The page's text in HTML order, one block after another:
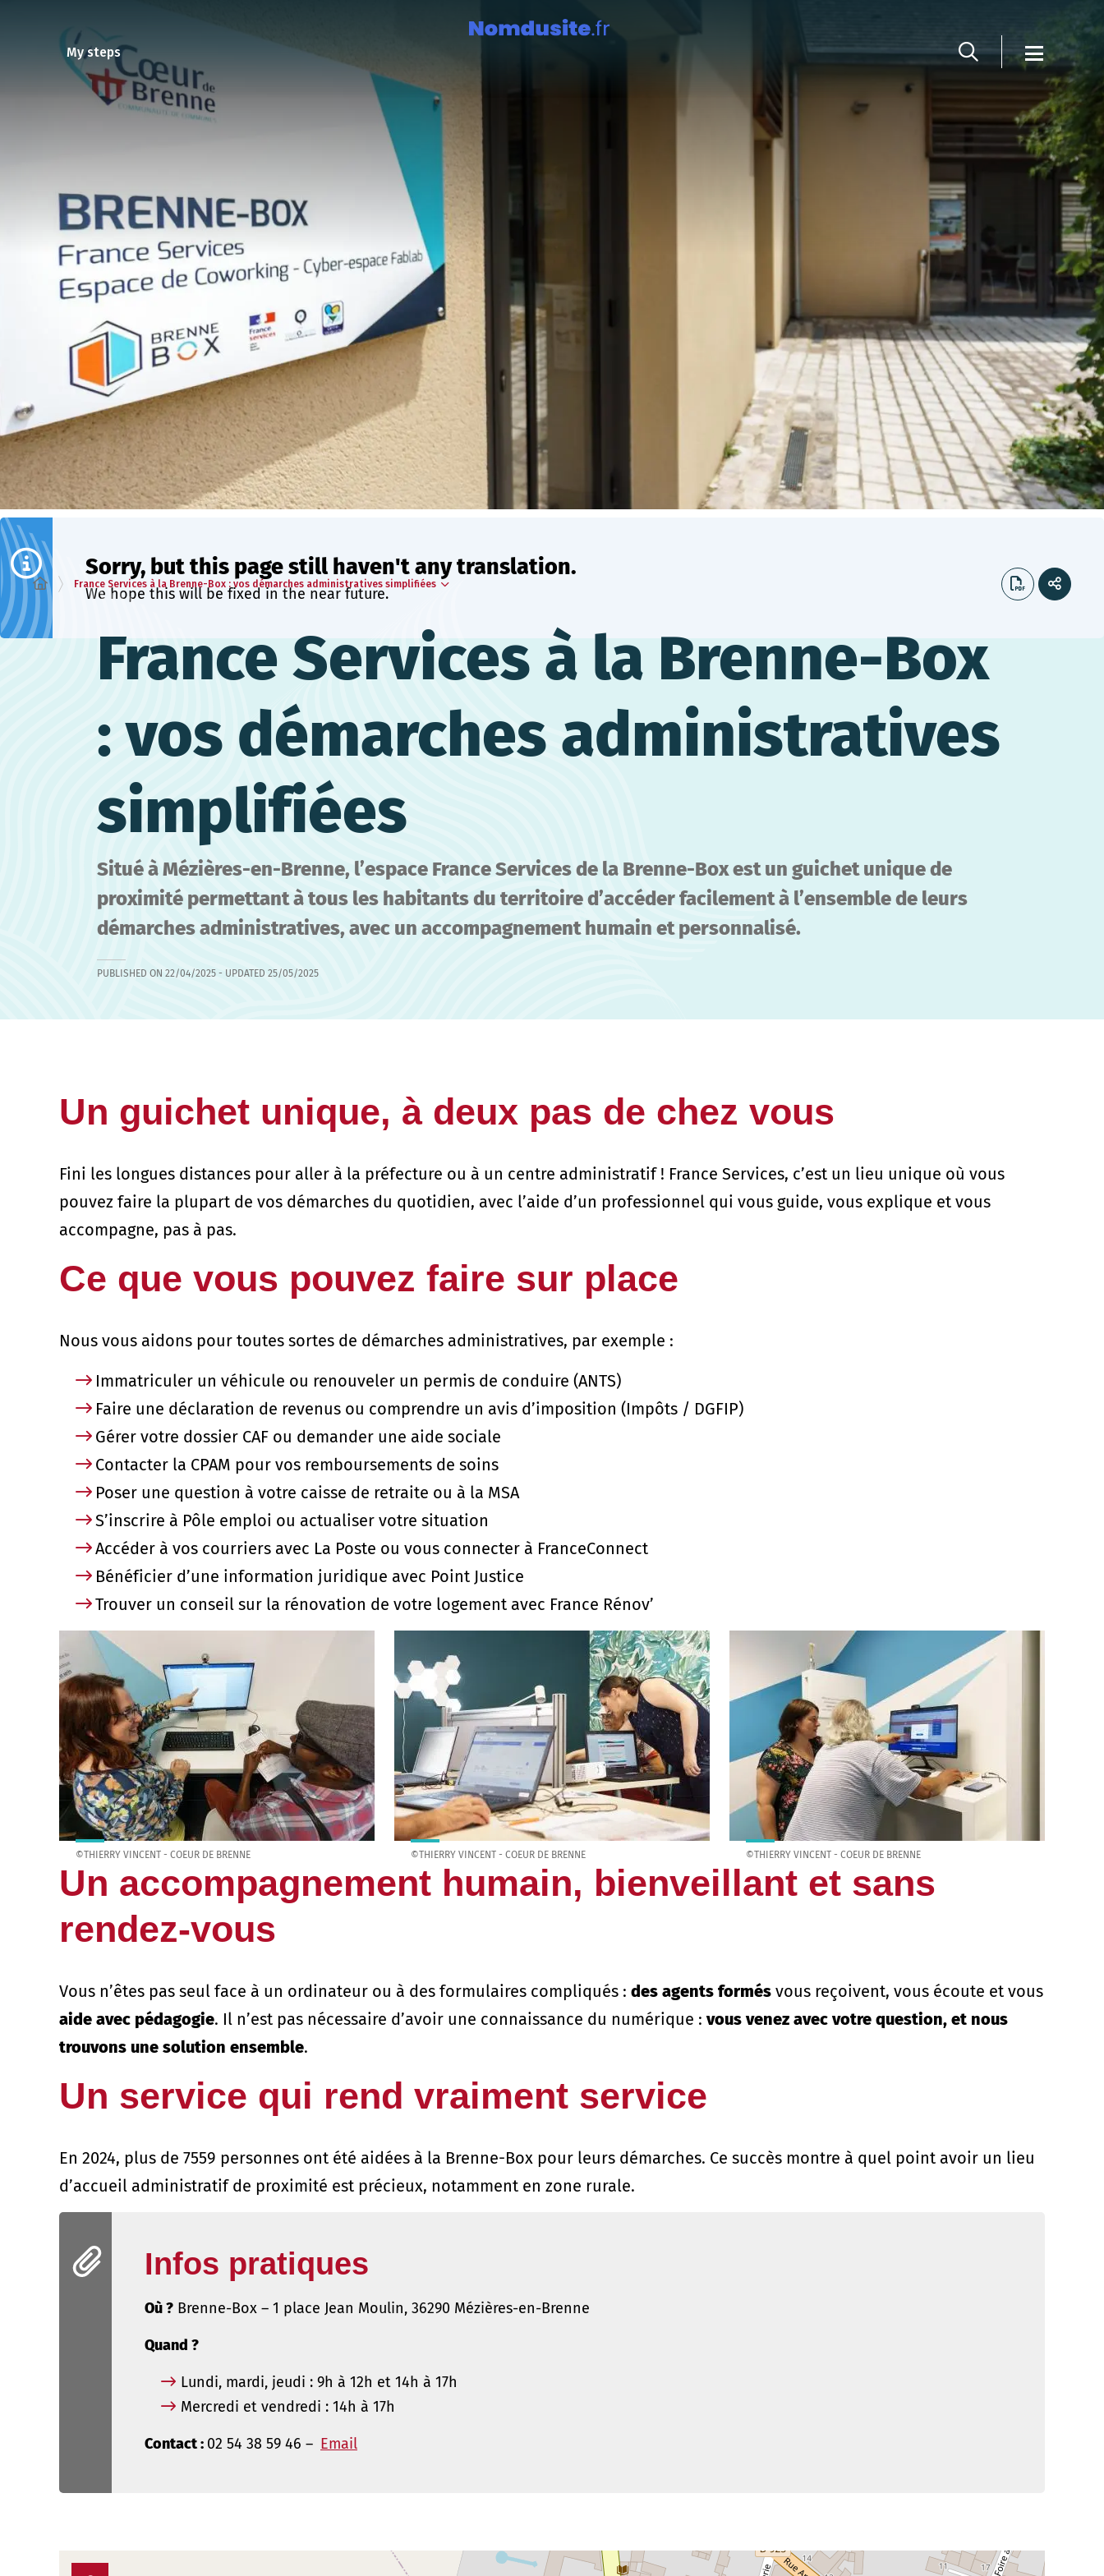
My steps
Sorry, but this page still haven't any translation.
We hope this will be fixed in the near future.
France Services à la Brenne-Box : vos démarches administratives simplifiées
France Services à la Brenne-Box
: vos démarches administratives
simplifiées
Situé à Mézières-en-Brenne, l’espace France Services de la Brenne-Box est un guichet unique de
proximité permettant à tous les habitants du territoire d’accéder facilement à l’ensemble de leurs
démarches administratives, avec un accompagnement humain et personnalisé.
PUBLISHED ON 22/04/2025 - UPDATED 25/05/2025
Un guichet unique, à deux pas de chez vous
Fini les longues distances pour aller à la préfecture ou à un centre administratif ! France Services, c’est un lieu unique où vous
pouvez faire la plupart de vos démarches du quotidien, avec l’aide d’un professionnel qui vous guide, vous explique et vous
accompagne, pas à pas.
Ce que vous pouvez faire sur place
Nous vous aidons pour toutes sortes de démarches administratives, par exemple :
Immatriculer un véhicule ou renouveler un permis de conduire (ANTS)
Faire une déclaration de revenus ou comprendre un avis d’imposition (Impôts / DGFIP)
Gérer votre dossier CAF ou demander une aide sociale
Contacter la CPAM pour vos remboursements de soins
Poser une question à votre caisse de retraite ou à la MSA
S’inscrire à Pôle emploi ou actualiser votre situation
Accéder à vos courriers avec La Poste ou vous connecter à FranceConnect
Bénéficier d’une information juridique avec Point Justice
Trouver un conseil sur la rénovation de votre logement avec France Rénov’
©THIERRY VINCENT - COEUR DE BRENNE ©THIERRY VINCENT - COEUR DE BRENNE ©THIERRY VINCENT - COEUR DE BRENNE
Un accompagnement humain, bienveillant et sans
rendez-vous
Vous n’êtes pas seul face à un ordinateur ou à des formulaires compliqués : des agents formés vous reçoivent, vous écoute et vous
aide avec pédagogie. Il n’est pas nécessaire d’avoir une connaissance du numérique : vous venez avec votre question, et nous
trouvons une solution ensemble.
Un service qui rend vraiment service
En 2024, plus de 7559 personnes ont été aidées à la Brenne-Box pour leurs démarches. Ce succès montre à quel point avoir un lieu
d’accueil administratif de proximité est précieux, notamment en zone rurale.
Infos pratiques
Où ? Brenne-Box – 1 place Jean Moulin, 36290 Mézières-en-Brenne
Quand ?
Lundi, mardi, jeudi : 9h à 12h et 14h à 17h
Mercredi et vendredi : 14h à 17h
Contact : 02 54 38 59 46 – Email